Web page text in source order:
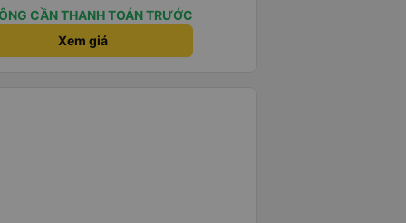
rất nhiều.CẦN THANH TOÁN TRƯỚC
Xem giá